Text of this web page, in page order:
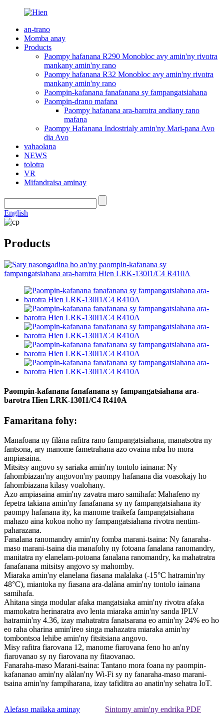
an-trano
Momba anay
Products
Paompy hafanana R290 Monobloc avy amin'ny rivotra
mankany amin'ny rano
Paompy hafanana R32 Monobloc avy amin'ny rivotra
mankany amin'ny rano
Paompin-kafanana fanafanana sy fampangatsiahana
Paompin-drano mafana
Paompy hafanana ara-barotra andiany rano
mafana
Paompy Hafanana Indostrialy amin'ny Mari-pana Avo
dia Avo
vahaolana
NEWS
tolotra
VR
Mifandraisa aminay
English
Products
Paompin-kafanana fanafanana sy fampangatsiahana ara-
barotra Hien LRK-130I1/C4 R410A
Famaritana fohy:
Manafoana ny filàna rafitra rano fampangatsiahana, manatsotra ny
fantsona, ary manome fametrahana azo ovaina mba ho mora
ampiasaina.
Mitsitsy angovo sy sariaka amin'ny tontolo iainana: Ny
fahombiazan'ny angovon'ny paompy hafanana dia voasokajy ho
fahombiazana kilasy voalohany.
Azo ampiasaina amin'ny zavatra maro samihafa: Mahafeno ny
fepetra takiana amin'ny fanafanana sy ny fampangatsiahana ity
paompy hafanana ity, ka manome traikefa fampangatsiahana
mahazo aina kokoa noho ny fampangatsiahana rivotra nentim-
paharazana.
Fanalana ranomandry amin'ny fomba marani-tsaina: Ny fanaraha-
maso marani-tsaina dia manafohy ny fotoana fanalana ranomandry,
manitatra ny elanelam-potoana fanalana ranomandry, ka mahatratra
fanafanana mitsitsy angovo sy mahomby.
Miaraka amin'ny elanelana fiasana malalaka (-15°C hatramin'ny
48°C), miantoka ny fiasana ara-dalàna amin'ny tontolo iainana
samihafa.
Ahitana singa modular afaka mangatsiaka amin'ny rivotra afaka
mamokatra herinaratra avo lenta miaraka amin'ny sanda IPLV
hatramin'ny 4.36, izay mahatratra fanatsarana eo amin'ny 24% eo ho
eo raha oharina amin'ireo singa mahazatra miaraka amin'ny
tombontsoa lehibe amin'ny fitsitsiana angovo.
Misy rafitra fiarovana 12, manome fiarovana feno ho an'ny
fiarovanao sy ny fiarovana ny fitaovanao.
Fanaraha-maso Marani-tsaina: Tantano mora foana ny paompin-
kafananao amin'ny alàlan'ny Wi-Fi sy ny fanaraha-maso marani-
tsaina amin'ny fampiharana, izay tafiditra ao anatin'ny sehatra IoT.
Alefaso mailaka aminay Sintomy amin'ny endrika PDF